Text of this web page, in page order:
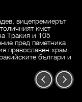
вицепремиерът
кмет
Тракия и 105
пред паметника
православен храм
българи и